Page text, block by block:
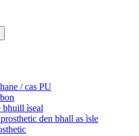
/ cas PU
bhuill ìseal
den bhall as ìsle